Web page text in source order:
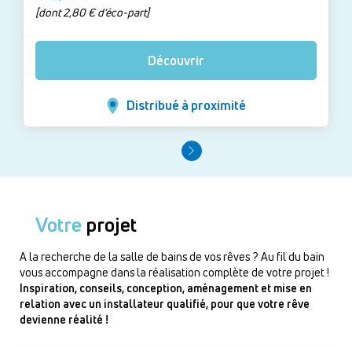
[dont 2,80 € d’éco-part]
Découvrir
Distribué à proximité
Votre projet
A la recherche de la salle de bains de vos rêves ? Au fil du bain
vous accompagne dans la réalisation complète de votre projet !
Inspiration, conseils, conception, aménagement et mise en
relation avec un installateur qualifié, pour que votre rêve
devienne réalité !